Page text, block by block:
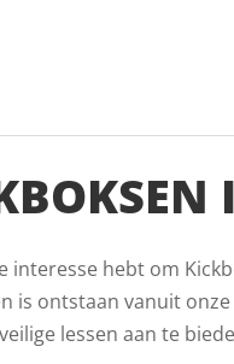
interesse hebt om
is ontstaan vanuit
lessen aan te